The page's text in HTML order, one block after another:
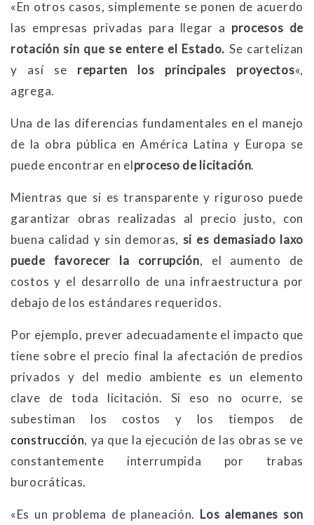
«En otros casos, simplemente se ponen de acuerdo
las empresas privadas para llegar a procesos de
rotación sin que se entere el Estado. Se cartelizan
y así se reparten los principales proyectos«,
agrega.
Una de las diferencias fundamentales en el manejo
de la obra pública en América Latina y Europa se
puede encontrar en elproceso de licitación.
Mientras que si es transparente y riguroso puede
garantizar obras realizadas al precio justo, con
buena calidad y sin demoras, si es demasiado laxo
puede favorecer la corrupción, el aumento de
costos y el desarrollo de una infraestructura por
debajo de los estándares requeridos.
Por ejemplo, prever adecuadamente el impacto que
tiene sobre el precio final la afectación de predios
privados y del medio ambiente es un elemento
clave de toda licitación. Si eso no ocurre, se
subestiman los costos y los tiempos de
construcción, ya que la ejecución de las obras se ve
constantemente interrumpida por trabas
burocráticas.
«Es un problema de planeación. Los alemanes son